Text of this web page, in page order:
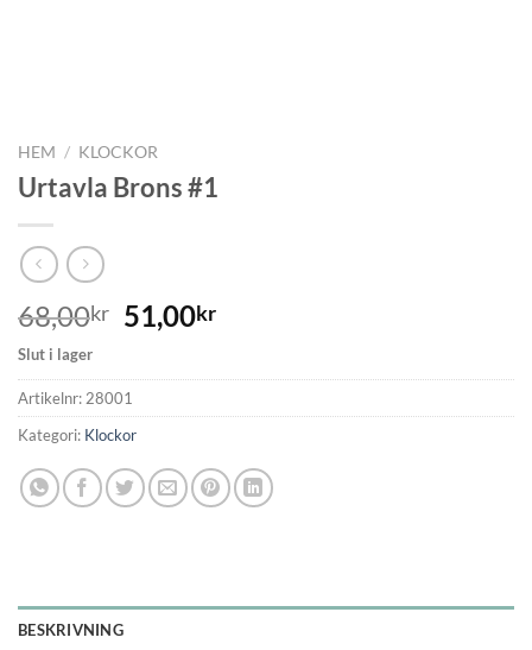
HEM / KLOCKOR
Urtavla Brons #1
68,00kr 51,00kr
Slut i lager
Artikelnr:28001
Kategori: Klockor
BESKRIVNING